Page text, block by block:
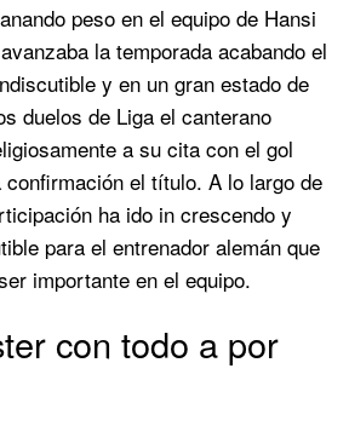
peso en el equipo de Hansi
la temporada acabando el
y en un gran estado de
duelos de Liga el canterano
a su cita con el gol
el título. A lo largo de
ha ido in crescendo y
para el entrenador alemán que
importante en el equipo.
con todo a por